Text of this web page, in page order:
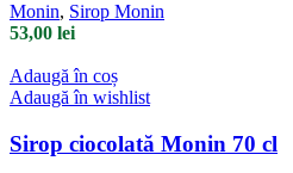
Monin, Sirop Monin
53,00 lei
Adaugă în coș
Adaugă în wishlist
Sirop ciocolată Monin 70 cl